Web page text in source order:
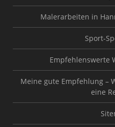
Malerarbeiten in
Sport-
Empfehlenswerte
Meine gute Empfehlung –
eine